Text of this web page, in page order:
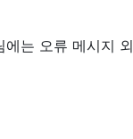
는 오류 메시지 외